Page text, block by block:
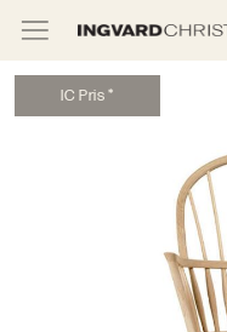
IC Pris*
TILBUD & IC PRIS